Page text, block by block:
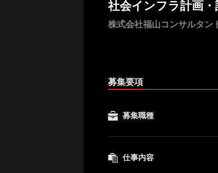
社会インフラ計画
株式会社福山コンサルタン
募集要項
募集職種
仕事内容